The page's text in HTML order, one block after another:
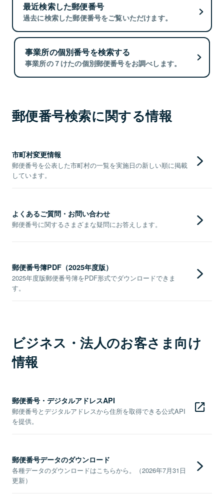
最近検索した郵便番号
過去に検索した郵便番号をご覧いただけます。
事業所の個別番号を検索する
事業所の７けたの個別郵便番号をお調べします。
郵便番号検索に関する情報
市町村変更情報
郵便番号を公表した市町村の一覧を実施日の新しい順に掲載
しています。
よくあるご質問・お問い合わせ
郵便番号に関するさまざまな疑問にお答えします。
郵便番号簿PDF（2025年度版）
2025年度版郵便番号簿をPDF形式でダウンロードできま
す。
ビジネス・法人のお客さま向け
情報
郵便番号・デジタルアドレスAPI
郵便番号とデジタルアドレスから住所を取得できる公式API
を提供。
郵便番号データのダウンロード
各種データのダウンロードはこちらから。（2026年7月31日
更新）